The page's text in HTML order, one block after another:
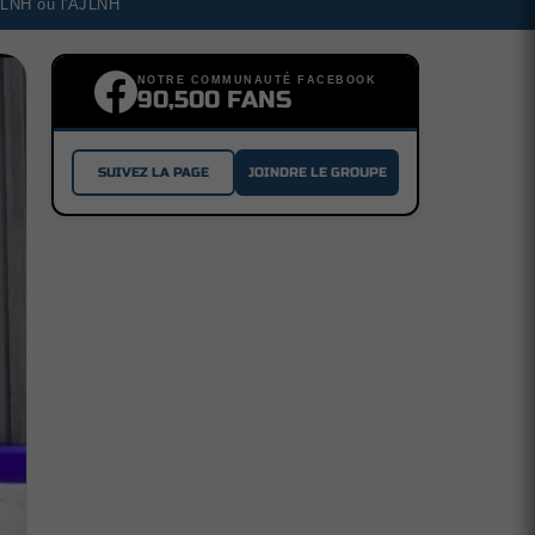
ou l'AJLNH
NOTRE COMMUNAUTÉ FACEBOOK
90,500 FANS
SUIVEZ LA PAGE JOINDRE LE GROUPE